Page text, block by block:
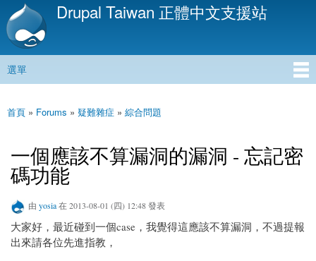
移
內
Drupal Taiwan 正體中文支援站
主選單
選單
您在這裡
首頁 » Forums » 疑難雜症 » 綜合問題
一個應該不算漏洞的漏洞 - 忘記密
碼功能
由 yosia在 2013-08-01 (四) 12:48 發表
大家好，最近碰到一個case，我覺得這應該不算漏洞，不過提報
出來請各位先進指教，